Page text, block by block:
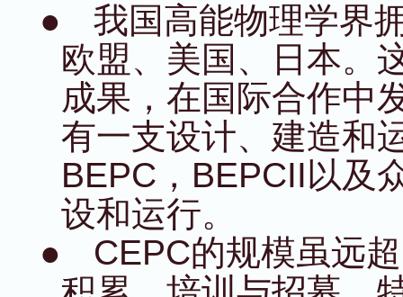
●
我国高能物理学界
欧盟、美国、日本。
成果，在国际合作中
有一支设计、建造和
BEPC ， BEPCII以及
设和运行。
●
CEPC的规模虽远超